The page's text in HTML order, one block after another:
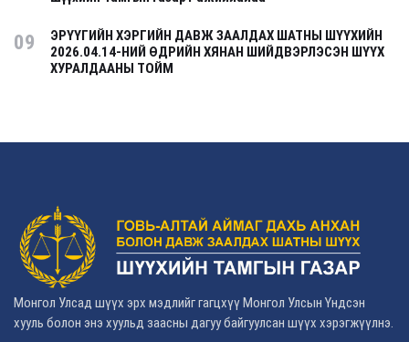
09
ЭРҮҮГИЙН ХЭРГИЙН ДАВЖ ЗААЛДАХ ШАТНЫ ШҮҮХИЙН
2026.04.14-НИЙ ӨДРИЙН ХЯНАН ШИЙДВЭРЛЭСЭН ШҮҮХ
ХУРАЛДААНЫ ТОЙМ
Монгол Улсад шүүх эрх мэдлийг гагцхүү Монгол Улсын Үндсэн
хууль болон энэ хуульд заасны дагуу байгуулсан шүүх хэрэгжүүлнэ.